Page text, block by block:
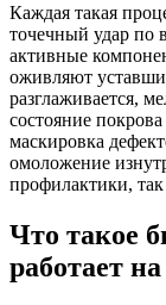
Каждая такая
точечный удар по
активные
оживляют
разглаживается,
состояние
маскировка
омоложение
профилактики,
Что такое
работает